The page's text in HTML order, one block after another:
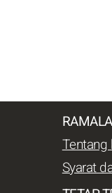
Tentang
Syarat